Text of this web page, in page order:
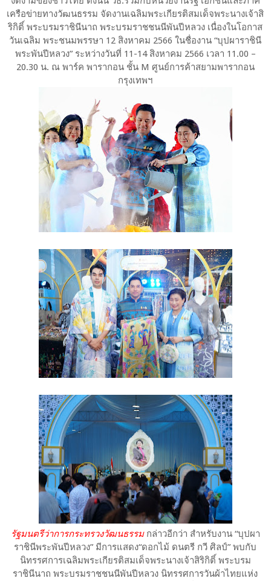
เครือข่ายทางวัฒนธรรม จัดงานเฉลิมพระเกียรติสมเด็จพระนางเจ้าสิ
ริกิติ์ พระบรมราชินีนาถ พระบรมราชชนนีพันปีหลวง เนื่องในโอกาส
วันเฉลิม พระชนมพรรษา 12 สิงหาคม 2566 ในชื่องาน “บุปผาราชินี
พระพันปีหลวง” ระหว่างวันที่ 11-14 สิงหาคม 2566 เวลา 11.00 –
20.30 น. ณ พาร์ค พารากอน ชั้น M ศูนย์การค้าสยามพารากอน
กรุงเทพฯ
รัฐมนตรีว่าการกระทรวงวัฒนธรรมกล่าวอีกว่า สำหรับงาน “บุปผา
ราชินีพระพันปีหลวง” มีการแสดง“ดอกไม้ ดนตรี กวี ศิลป์” พบกับ
นิทรรศการเฉลิมพระเกียรติสมเด็จพระนางเจ้าสิริกิติ์ พระบรม
ราชินีนาถ พระบรมราชชนนีพันปีหลวง นิทรรศการวันผ้าไทยแห่ง